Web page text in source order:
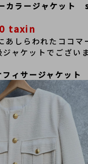
カラージャケット
taxin
しらわれたココ
ャケットでござい
フィサージャケット